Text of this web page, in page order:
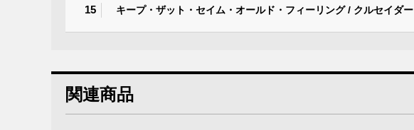
15 キープ・ザット・セイム・オールド・フィーリング / クルセイダー
関連商品